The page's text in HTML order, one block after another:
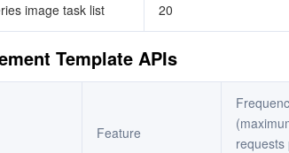
image task list 20
Template APIs
Feature
requests